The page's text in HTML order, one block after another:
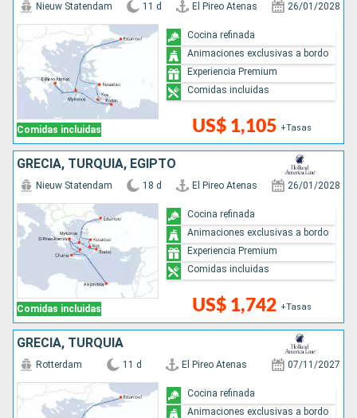
Comidas incluidas
Nieuw Statendam 11 d El Pireo Atenas 26/01/2028
US$ 1,105 +Tasas
Cocina refinada
Animaciones exclusivas a bordo
Experiencia Premium
Comidas incluidas
GRECIA, TURQUÍA, EGIPTO
Comidas incluidas
Nieuw Statendam 18 d El Pireo Atenas 26/01/2028
US$ 1,742 +Tasas
Cocina refinada
Animaciones exclusivas a bordo
Experiencia Premium
Comidas incluidas
GRECIA, TURQUÍA
Rotterdam 11 d El Pireo Atenas 07/11/2027
Cocina refinada
Animaciones exclusivas a bordo